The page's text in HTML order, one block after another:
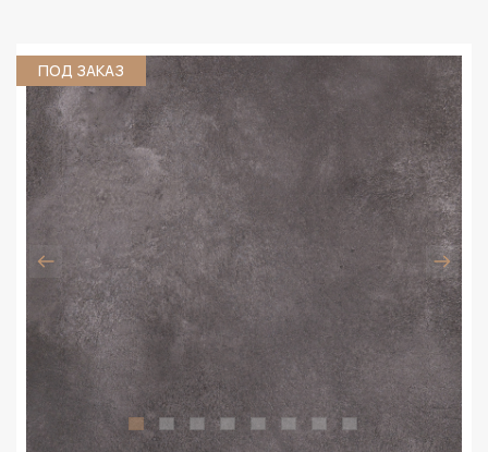
ПОД ЗАКАЗ